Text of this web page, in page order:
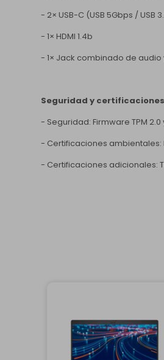
- 2× USB-C (USB 5Gbps /
- 1× HDMI 1.4b
- 1× Jack combinado de
Seguridad y certificaciones
- Seguridad: Firmware TPM
- Certificaciones ambientales:
- Certificaciones adicionales: